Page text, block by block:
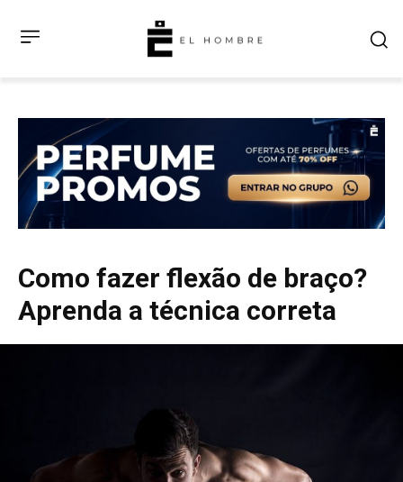
Como fazer flexão de braço?
Aprenda a técnica correta